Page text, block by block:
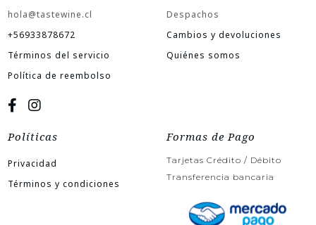
hola@tastewine.cl
+56933878672
Términos del servicio
Política de reembolso
Despachos
Cambios y devoluciones
Quiénes somos
Políticas
Privacidad
Términos y condiciones
Formas de Pago
Tarjetas Crédito / Débito
Transferencia bancaria